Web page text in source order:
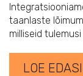
taanlaste
milliseid
LOE EDASI